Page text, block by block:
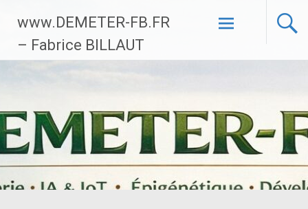
contenu
principal
www.DEMETER-FB.FR
– Fabrice BILLAUT